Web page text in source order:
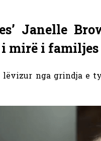
Janelle
mirë i
lëvizur nga grindja e